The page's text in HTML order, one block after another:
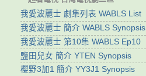
我愛波麗士 劇集列表 WABLS List
我愛波麗士 簡介 WABLS Synopsis
我愛波麗士 第10集 WABLS Ep10
鹽田兒女 簡介 YTEN Synopsis
櫻野3加1 簡介 YY3J1 Synopsis